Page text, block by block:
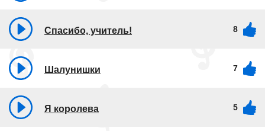
Спасибо, учитель!​ 8
Шалунишки 7
Я королева 5